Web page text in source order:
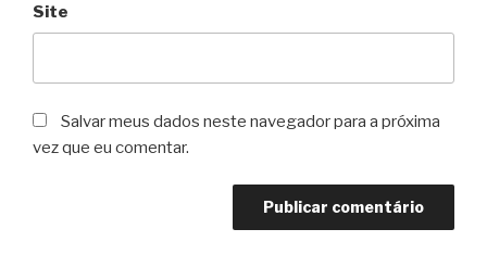
Site
Salvar meus dados neste navegador para a próxima
vez que eu comentar.